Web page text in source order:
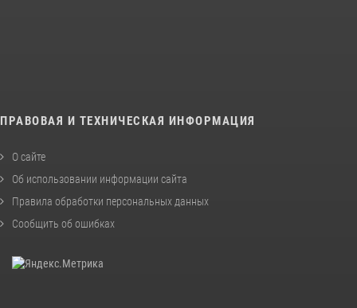
ПРАВОВАЯ И ТЕХНИЧЕСКАЯ ИНФОРМАЦИЯ
О сайте
Об использовании информации сайта
Правила обработки персональных данных
Сообщить об ошибках